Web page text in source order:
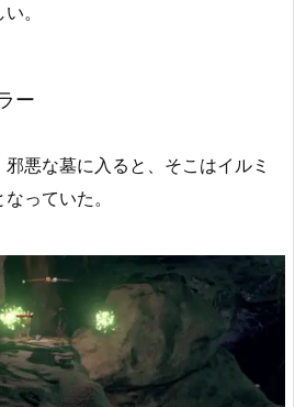
。
ー
悪な墓に入ると、そこはイルミ
っていた。